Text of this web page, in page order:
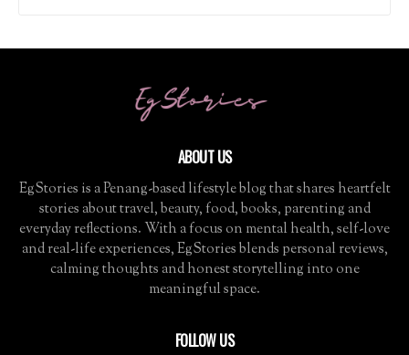
ABOUT US
EgStories is a Penang-based lifestyle blog that shares heartfelt
stories about travel, beauty, food, books, parenting and
everyday reflections. With a focus on mental health, self-love
and real-life experiences, EgStories blends personal reviews,
calming thoughts and honest storytelling into one
meaningful space.
FOLLOW US